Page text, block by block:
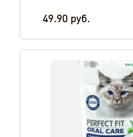
49.90 руб.